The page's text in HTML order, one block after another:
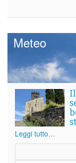
Meteo
Leggi tutto…